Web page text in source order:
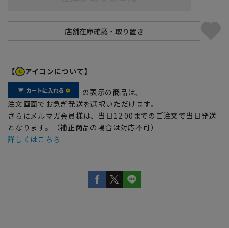
【 アイコンについて】
の表示の商品は、
注文画面でお急ぎ発送を選択いただけます。
さらにメルマガ会員様は、当日12:00までのご注文で当日発送
となります。（補正商品の場合は対応不可）
詳しくはこちら